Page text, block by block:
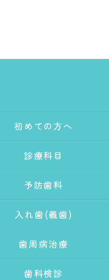
初めての方へ
診療科目
予防歯科
入れ歯(義歯)
歯周病治療
歯科検診